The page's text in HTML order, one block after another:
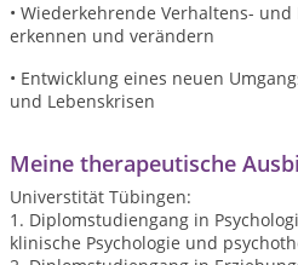
• Wiederkehrende Verhaltens-
erkennen und verändern
• Entwicklung eines neuen
und Lebenskrisen
Meine therapeutische
Universtität Tübingen:
1. Diplomstudiengang in
klinische Psychologie und